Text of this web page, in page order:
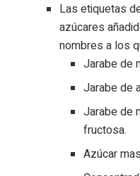
Las etiquetas
azúcares
nombres a los
Jarabe de
Jarabe de
Jarabe de
fructosa.
Azúcar